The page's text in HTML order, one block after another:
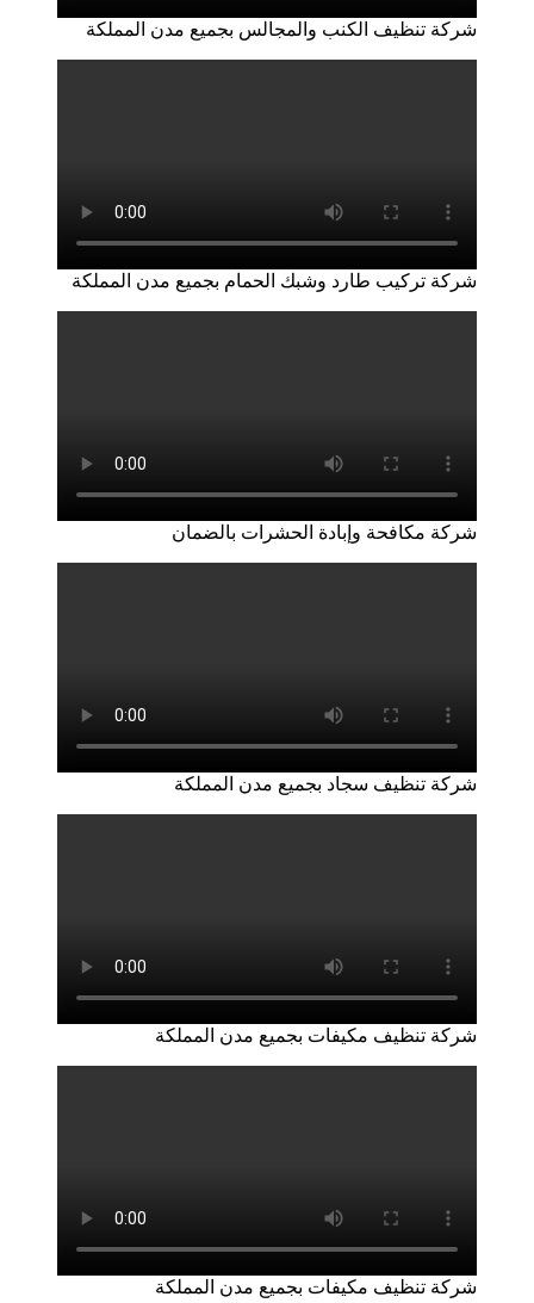
شركة تنظيف الكنب والمجالس بجميع مدن المملكة
شركة تركيب طارد وشبك الحمام بجميع مدن المملكة
شركة مكافحة وإبادة الحشرات بالضمان
شركة تنظيف سجاد بجميع مدن المملكة
شركة تنظيف مكيفات بجميع مدن المملكة
شركة تنظيف مكيفات بجميع مدن المملكة